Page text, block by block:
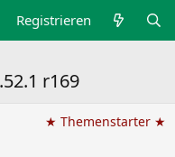
Registrieren
r169
★ Themenstarter ★